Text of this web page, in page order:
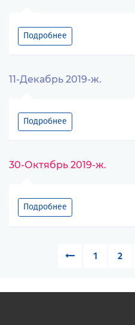
Подробнее
11-Декабрь 2019-ж.
Подробнее
30-Октябрь 2019-ж.
Подробнее
1 2